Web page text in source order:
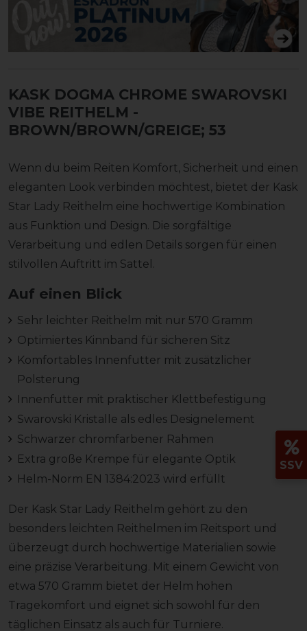
KASK DOGMA CHROME SWAROVSKI
VIBE REITHELM -
BROWN/BROWN/GREIGE; 53
Wenn du beim Reiten Komfort, Sicherheit und einen
eleganten Look verbinden möchtest, bietet der Kask
Star Lady Reithelm eine hochwertige Kombination
aus Funktion und Design. Die sorgfältige
Verarbeitung und edlen Details sorgen für einen
stilvollen Auftritt im Sattel.
Auf einen Blick
Sehr leichter Reithelm mit nur 570 Gramm
Optimiertes Kinnband für sicheren Sitz
Komfortables Innenfutter mit zusätzlicher
Polsterung
Innenfutter mit praktischer Klettbefestigung
Swarovski Kristalle als edles Designelement
Schwarzer chromfarbener Rahmen
Extra große Krempe für elegante Optik
Helm-Norm EN 1384:2023 wird erfüllt
Der Kask Star Lady Reithelm gehört zu den
besonders leichten Reithelmen im Reitsport und
überzeugt durch hochwertige Materialien sowie
eine präzise Verarbeitung. Mit einem Gewicht von
etwa 570 Gramm bietet der Helm hohen
Tragekomfort und eignet sich sowohl für den
täglichen Einsatz als auch für Turniere.
SSV